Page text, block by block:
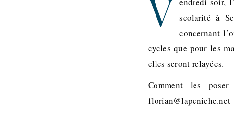
V scolarité à
concernant
cycles que pour les
elles seront relayées.
Comment les
florian@lapeniche.net